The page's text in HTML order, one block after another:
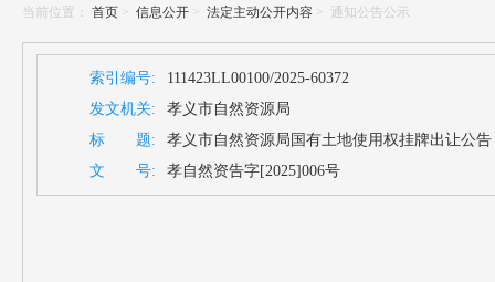
当前位置： 首页 > 信息公开 > 法定主动公开内容 > 通知公告公示
索引编号:
111423LL00100/2025-60372
发文机关:
孝义市自然资源局
标 题:
孝义市自然资源局国有土地使用权挂牌出让公
文 号:
孝自然资告字[2025]006号